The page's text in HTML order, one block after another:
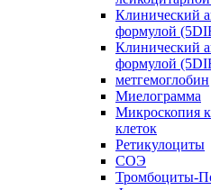
Клинический
формулой
Клинический
формулой
метгемоглобин
Миелограмма
Микроскопия
клеток
Ретикулоциты
СОЭ
Тромбоциты-